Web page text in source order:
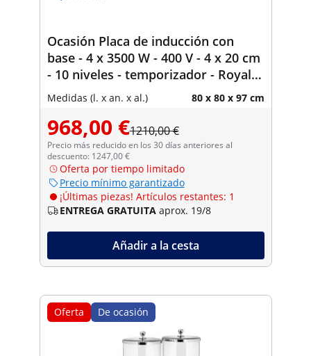
Ocasión Placa de inducción con
base - 4 x 3500 W - 400 V - 4 x 20 cm
- 10 niveles - temporizador - Royal
Catering
Medidas (l. x an. x al.) 80 x 80 x 97 cm
968,00 €1210,00 €
Precio más reducido en los 30 días anteriores al
descuento: 1247,00 €
Oferta por tiempo limitado
Precio mínimo garantizado
¡Últimas piezas! Artículos restantes: 1
ENTREGA GRATUITA aprox. 19/8
Añadir a la cesta
Oferta De ocasión